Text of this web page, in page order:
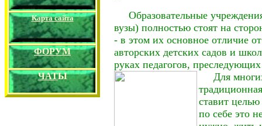
Карта сайта
ФОРУМ
ЧАТЫ
Образовательные
вузы) полностью стоят на
- в этом их основное отличие
авторских детских садов и
руках педагогов,
Для
ставит целью
по себе это